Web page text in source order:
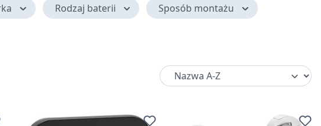
Rodzaj baterii Sposób montażu